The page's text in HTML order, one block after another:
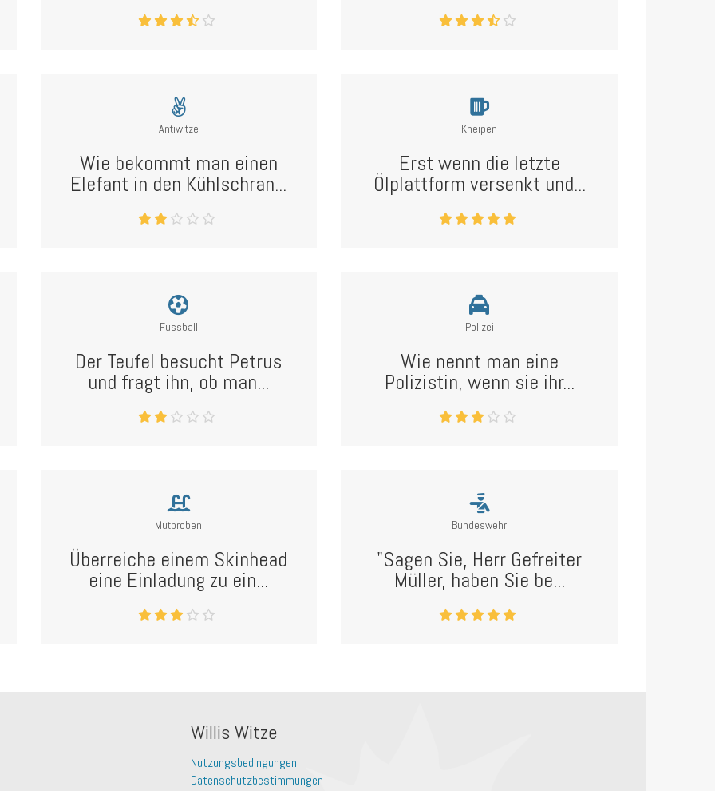
Antiwitze
Wie bekommt man einen
Elefant in den Kühlschran...
Kneipen
Erst wenn die letzte
Ölplattform versenkt und...
Fussball
Der Teufel besucht Petrus
und fragt ihn, ob man...
Polizei
Wie nennt man eine
Polizistin, wenn sie ihr...
Mutproben
Überreiche einem Skinhead
eine Einladung zu ein...
Bundeswehr
"Sagen Sie, Herr Gefreiter
Müller, haben Sie be...
Willis Witze
Nutzungsbedingungen
Datenschutzbestimmungen